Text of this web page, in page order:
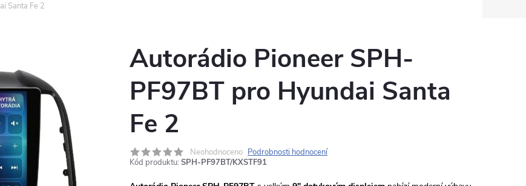
Santa Fe 2
Autorádio Pioneer SPH-
PF97BT pro Hyundai Santa
Fe 2
Neohodnoceno Podrobnosti hodnocení
Kód produktu: SPH-PF97BT/KXSTF91